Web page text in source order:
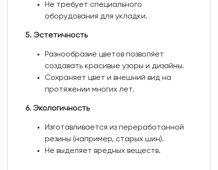
Не требует специального
оборудования для укладки.
5. Эстетичность
Разнообразие цветов позволяет
создавать красивые узоры и дизайны.
Сохраняет цвет и внешний вид на
протяжении многих лет.
6. Экологичность
Изготавливается из переработанной
резины (например, старых шин).
Не выделяет вредных веществ.